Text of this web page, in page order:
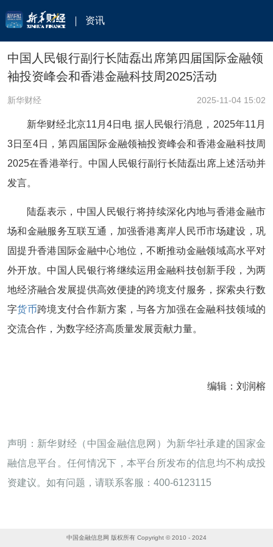
资讯
中国人民银行副行长陆磊出席第四届国际金融领
袖投资峰会和香港金融科技周2025活动
新华财经 2025-11-04 15:02
新华财经北京11月4日电 据人民银行消息，2025年11月
3日至4日，第四届国际金融领袖投资峰会和香港金融科技周
2025在香港举行。中国人民银行副行长陆磊出席上述活动并
发言。
陆磊表示，中国人民银行将持续深化内地与香港金融市
场和金融服务互联互通，加强香港离岸人民币市场建设，巩
固提升香港国际金融中心地位，不断推动金融领域高水平对
外开放。中国人民银行将继续运用金融科技创新手段，为两
地经济融合发展提供高效便捷的跨境支付服务，探索央行数
字货币跨境支付合作新方案，与各方加强在金融科技领域的
交流合作，为数字经济高质量发展贡献力量。
编辑：刘润榕
声明：新华财经（中国金融信息网）为新华社承建的国家金
融信息平台。任何情况下，本平台所发布的信息均不构成投
资建议。如有问题，请联系客服：400-6123115
中国金融信息网 版权所有 Copyright © 2010 - 2024